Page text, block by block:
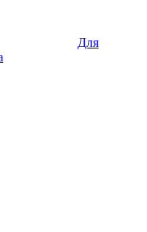
Для